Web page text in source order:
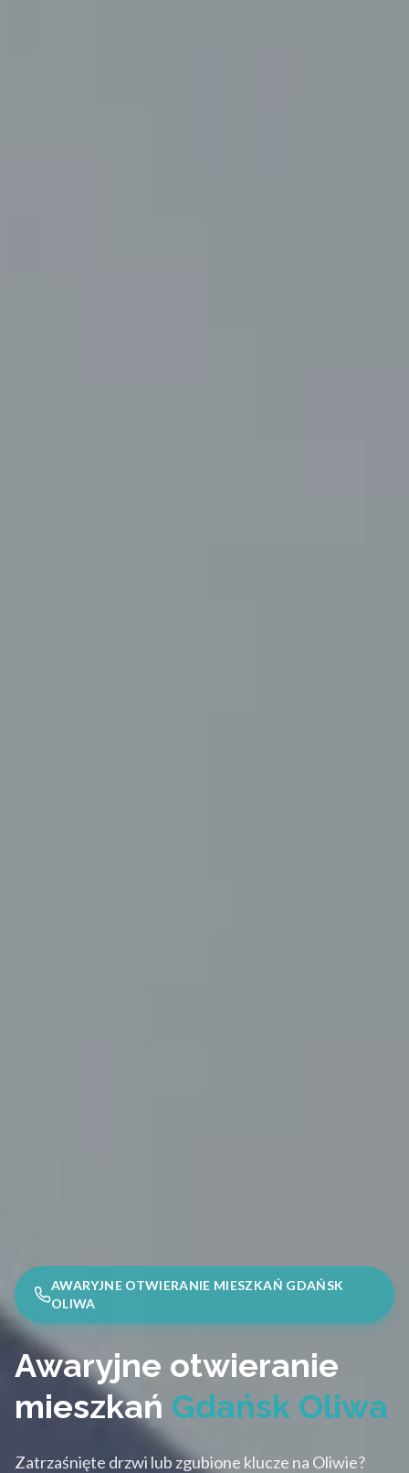
AWARYJNE OTWIERANIE MIESZKAŃ GDAŃSK
OLIWA
Awaryjne otwieranie
mieszkań Gdańsk Oliwa
Zatrzaśnięte drzwi lub zgubione klucze na Oliwie?